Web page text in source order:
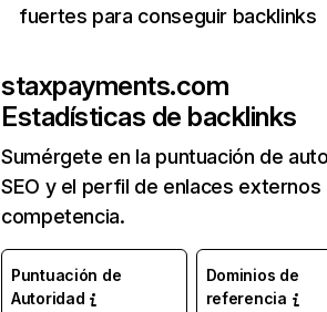
fuertes para conseguir backlinks
staxpayments.com
Estadísticas de backlinks
Sumérgete en la puntuación de
SEO y el perfil de enlaces externos
competencia.
Puntuación de
Autoridad
Dominios de
referencia